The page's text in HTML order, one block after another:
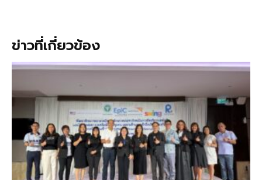
ข่าวที่เกี่ยวข้อง